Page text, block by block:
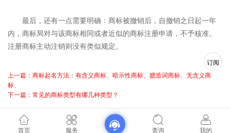
最后，还有一点需要明确：商标被撤销后，自撤销之日起一年
内，商标局对与该商标相同或者近似的商标注册申请，不予核准。
注册商标主动注销则没有类似规定。
上一篇：商标起名方法：有含义商标、暗示性商标、臆造词商标、无含义商
标、
下一篇：常见的商标类型有哪几种类型？
首页 服务 查询 我的
订阅